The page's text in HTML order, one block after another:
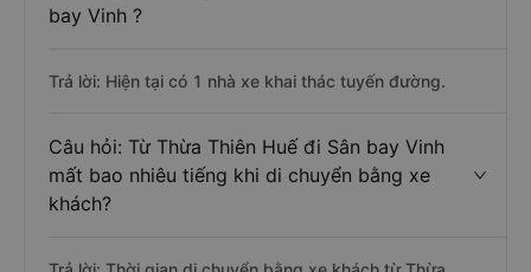
bay Vinh ?
Trả lời: Hiện tại có 1 nhà xe khai thác tuyến đường.
Câu hỏi: Từ Thừa Thiên Huế đi Sân bay Vinh
mất bao nhiêu tiếng khi di chuyển bằng xe
khách?